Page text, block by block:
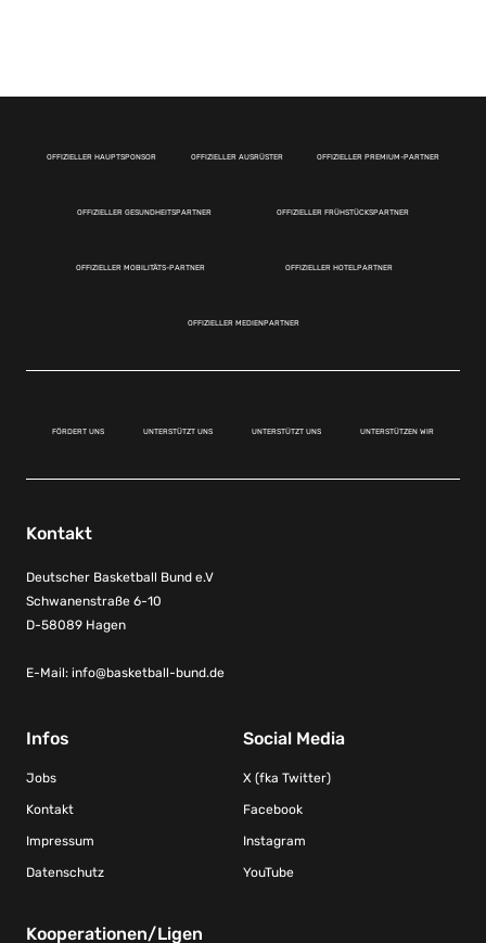
OFFIZIELLER HAUPTSPONSOR OFFIZIELLER AUSRÜSTER OFFIZIELLER PREMIUM-PARTNER
OFFIZIELLER GESUNDHEITSPARTNER OFFIZIELLER FRÜHSTÜCKSPARTNER
OFFIZIELLER MOBILITÄTS-PARTNER OFFIZIELLER HOTELPARTNER
OFFIZIELLER MEDIENPARTNER
FÖRDERT UNS UNTERSTÜTZT UNS UNTERSTÜTZT UNS UNTERSTÜTZEN WIR
Kontakt
Deutscher Basketball Bund e.V
Schwanenstraße 6-10
D-58089 Hagen
E-Mail: info@basketball-bund.de
Infos
Jobs
Kontakt
Impressum
Datenschutz
Social Media
X (fka Twitter)
Facebook
Instagram
YouTube
Kooperationen/Ligen